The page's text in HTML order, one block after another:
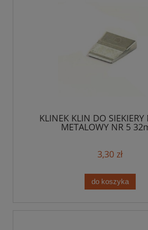
KLINEK KLIN DO SIEKIERY
METALOWY NR 5
3,30 zł
do koszyka